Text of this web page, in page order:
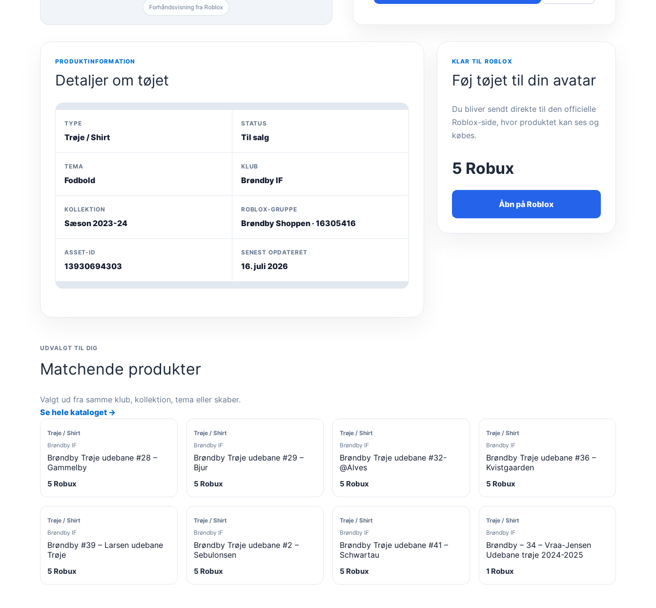
Forhåndsvisning fra Roblox
PRODUKTINFORMATION
Detaljer om tøjet
TYPE
Trøje / Shirt
STATUS
Til salg
TEMA
Fodbold
KLUB
Brøndby IF
KOLLEKTION
Sæson 2023-24
ROBLOX-GRUPPE
Brøndby Shoppen · 16305416
ASSET-ID
13930694303
SENEST OPDATERET
16. juli 2026
KLAR TIL ROBLOX
Føj tøjet til din avatar
Du bliver sendt direkte til den officielle
Roblox-side, hvor produktet kan ses og
købes.
5 Robux
Åbn på Roblox
UDVALGT TIL DIG
Matchende produkter
Valgt ud fra samme klub, kollektion, tema eller skaber.
Se hele kataloget →
Trøje / Shirt
Brøndby IF
Brøndby Trøje udebane #28 –
Gammelby
5 Robux
Trøje / Shirt
Brøndby IF
Brøndby Trøje udebane #29 –
Bjur
5 Robux
Trøje / Shirt
Brøndby IF
Brøndby Trøje udebane #32-
@Alves
5 Robux
Trøje / Shirt
Brøndby IF
Brøndby Trøje udebane #36 –
Kvistgaarden
5 Robux
Trøje / Shirt
Brøndby IF
Brøndby #39 – Larsen udebane
Trøje
5 Robux
Trøje / Shirt
Brøndby IF
Brøndby Trøje udebane #2 –
Sebulonsen
5 Robux
Trøje / Shirt
Brøndby IF
Brøndby Trøje udebane #41 –
Schwartau
5 Robux
Trøje / Shirt
Brøndby IF
Brøndby – 34 – Vraa-Jensen
Udebane trøje 2024-2025
1 Robux